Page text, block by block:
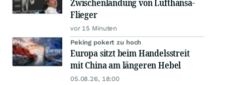
Zwischenlandung von Lufthansa-
Flieger
vor 15 Minuten
Peking pokert zu hoch
Europa sitzt beim Handelsstreit
mit China am längeren Hebel
05.08.26, 18:00